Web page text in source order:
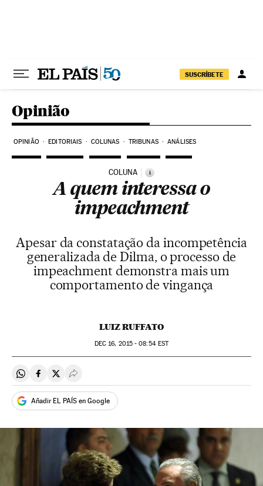
SUSCRÍBETE
Opinião
OPINIÃO EDITORIAIS COLUNAS TRIBUNAS ANÁLISES
COLUNA i
A quem interessa o
impeachment
Apesar da constatação da incompetência
generalizada de Dilma, o processo de
impeachment demonstra mais um
comportamento de vingança
LUIZ RUFFATO
DEC 16, 2015 - 08:54EST
Compartir en Whatsapp
Compartir en Facebook
Compartir en Twitter
Desplegar Redes Sociales
Añadir EL PAÍS en Google